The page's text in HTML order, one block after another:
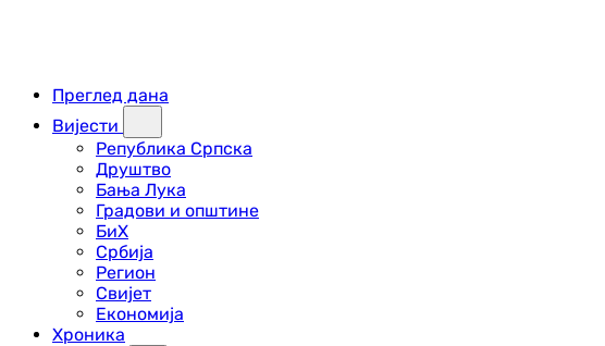
Преглед дана
Вијести
Република Српска
Друштво
Бања Лука
Градови и општине
БиХ
Србија
Регион
Свијет
Економија
Хроника